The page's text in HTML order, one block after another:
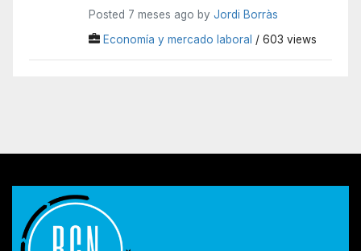
Posted 7 meses ago by Jordi Borràs
Economía y mercado laboral / 603 views